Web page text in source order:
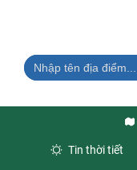
Tin thời tiết